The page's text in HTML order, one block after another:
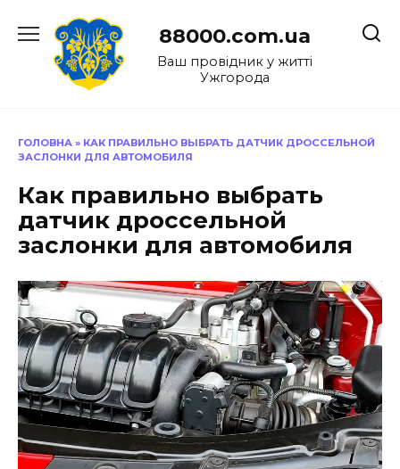
до
88000.com.ua
Ваш провідник у житті
Ужгорода
ГОЛОВНА » КАК ПРАВИЛЬНО ВЫБРАТЬ ДАТЧИК ДРОССЕЛЬНОЙ
ЗАСЛОНКИ ДЛЯ АВТОМОБИЛЯ
Как правильно выбрать
датчик дроссельной
заслонки для автомобиля